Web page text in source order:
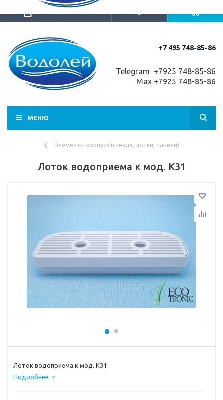
+7 495 748-85-86
Telegram +7925 748-85-86
Max +7925 748-85-86
МЕНЮ
Элементы корпуса (гнезда, лотки, панели)
Лоток водоприема к мод. K31
Лоток водоприема к мод. K31
Подробнее